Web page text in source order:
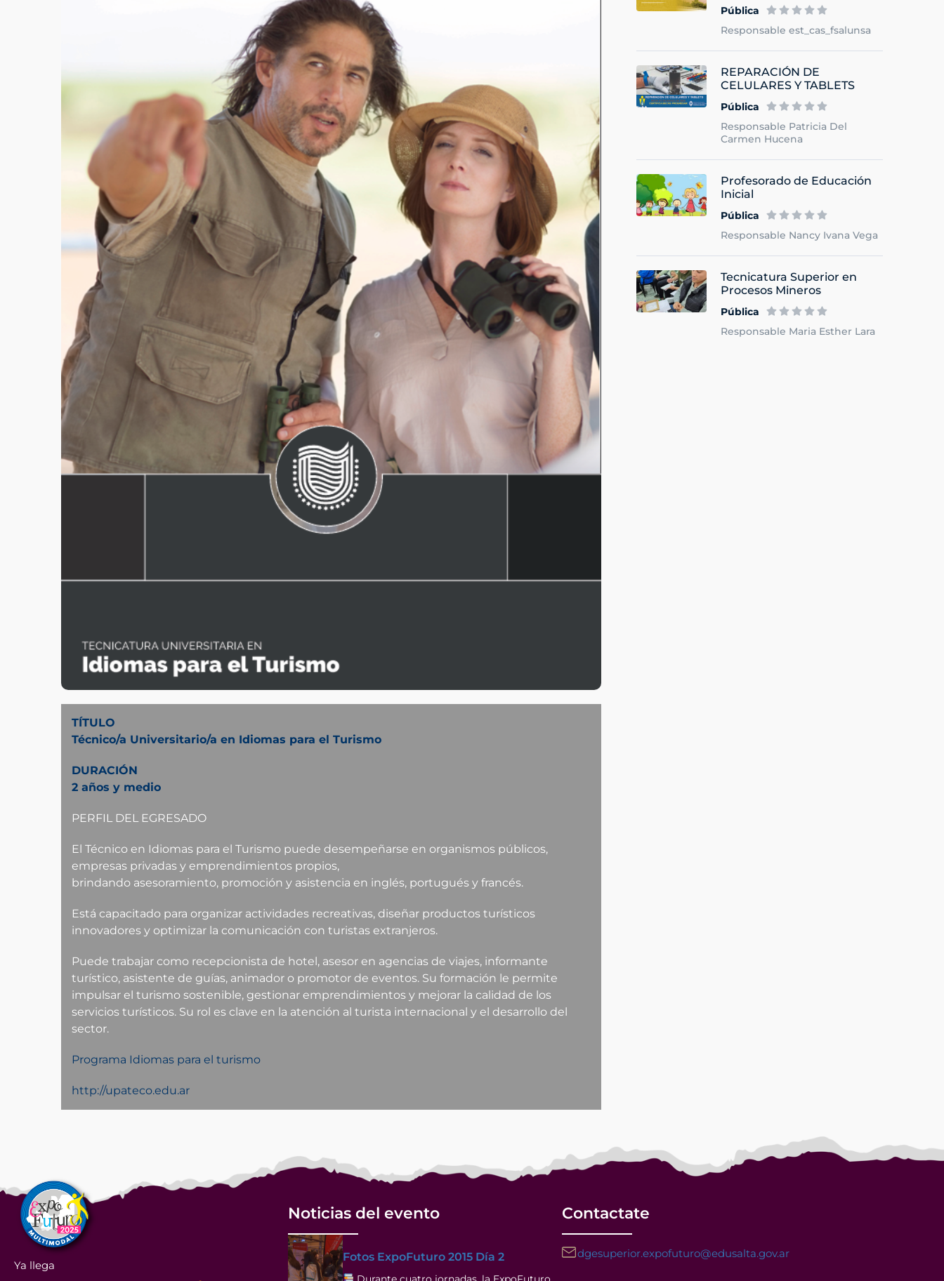
TÍTULO
Técnico/a Universitario/a en Idiomas para el Turismo
DURACIÓN
2 años y medio
PERFIL DEL EGRESADO
El Técnico en Idiomas para el Turismo puede desempeñarse en organismos públicos,
empresas privadas y emprendimientos propios,
brindando asesoramiento, promoción y asistencia en inglés, portugués y francés.
Está capacitado para organizar actividades recreativas, diseñar productos turísticos
innovadores y optimizar la comunicación con turistas extranjeros.
Puede trabajar como recepcionista de hotel, asesor en agencias de viajes, informante
turístico, asistente de guías, animador o promotor de eventos. Su formación le permite
impulsar el turismo sostenible, gestionar emprendimientos y mejorar la calidad de los
servicios turísticos. Su rol es clave en la atención al turista internacional y el desarrollo del
sector.
Programa Idiomas para el turismo
http://upateco.edu.ar
Pública
Responsable est_cas_fsalunsa
REPARACIÓN DE
CELULARES Y TABLETS
Pública
Responsable Patricia Del
Carmen Hucena
Profesorado de Educación
Inicial
Pública
Responsable Nancy Ivana Vega
Tecnicatura Superior en
Procesos Mineros
Pública
Responsable Maria Esther Lara
Ya llega
Noticias del evento
Fotos ExpoFuturo 2015 Día 2
Contactate
dgesuperior.expofuturo@edusalta.gov.ar